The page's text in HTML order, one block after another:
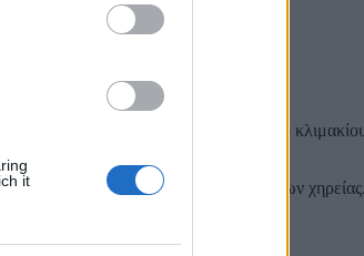
it
τη συνάντηση κυβερνητικού
καθώς και το θέμα των συντάξεων